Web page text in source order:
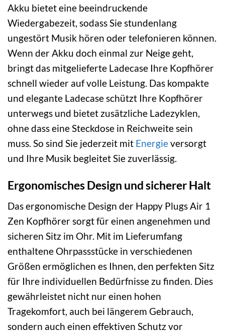
Akku bietet eine beeindruckende
Wiedergabezeit, sodass Sie stundenlang
ungestört Musik hören oder telefonieren können.
Wenn der Akku doch einmal zur Neige geht,
bringt das mitgelieferte Ladecase Ihre Kopfhörer
schnell wieder auf volle Leistung. Das kompakte
und elegante Ladecase schützt Ihre Kopfhörer
unterwegs und bietet zusätzliche Ladezyklen,
ohne dass eine Steckdose in Reichweite sein
muss. So sind Sie jederzeit mit Energieversorgt
und Ihre Musik begleitet Sie zuverlässig.
Ergonomisches Design und sicherer Halt
Das ergonomische Design der Happy Plugs Air 1
Zen Kopfhörer sorgt für einen angenehmen und
sicheren Sitz im Ohr. Mit im Lieferumfang
enthaltene Ohrpassstücke in verschiedenen
Größen ermöglichen es Ihnen, den perfekten Sitz
für Ihre individuellen Bedürfnisse zu finden. Dies
gewährleistet nicht nur einen hohen
Tragekomfort, auch bei längerem Gebrauch,
sondern auch einen effektiven Schutz vor